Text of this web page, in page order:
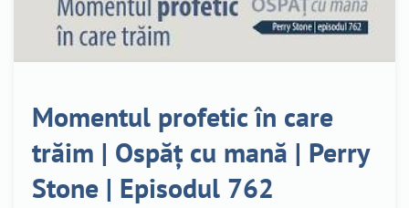
Momentul profetic în care
trăim | Ospăț cu mană | Perry
Stone | Episodul 762